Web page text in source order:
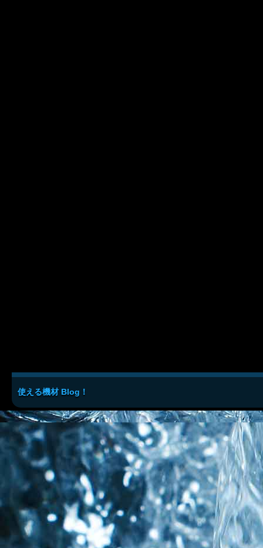
使える機材 Blog！